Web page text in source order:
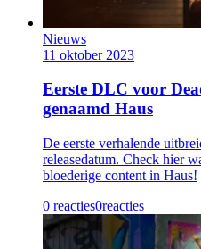
Nieuws
11 oktober 2023
Eerste DLC voor
genaamd Haus
De eerste verhalende
releasedatum. Check hier
bloederige content in Haus!
0 reacties0reacties